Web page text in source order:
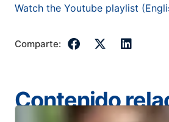
Watch the Youtube playlist
Comparte:
Contenido